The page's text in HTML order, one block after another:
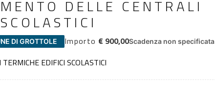
DELLE CENTRALI
DI GROTTOLE Importo € 900,00Scadenza non specificata
EDIFICI SCOLASTICI